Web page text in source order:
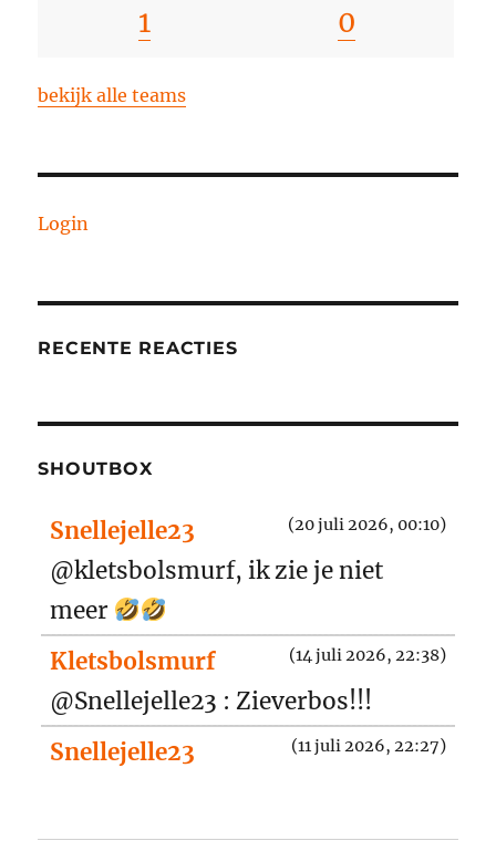
1 0
bekijk alle teams
Login
RECENTE REACTIES
SHOUTBOX
Snellejelle23 (20 juli 2026, 00:10)
@kletsbolsmurf, ik zie je niet
meer
Kletsbolsmurf
(14 juli 2026, 22:38)
@Snellejelle23 : Zieverbos!!!
Snellejelle23
(11 juli 2026, 22:27)
Ice
(24 juni 2026, 07:42)